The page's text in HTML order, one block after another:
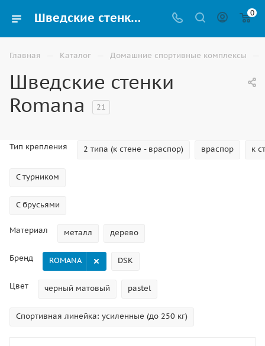
Шведские стенки Romana купить в официальном магазине в Ростове-на-Дону 0
Главная — Каталог — Домашние спортивные комплексы —
Шведские стенки
Romana
21
Тип крепления 2 типа (к стене - враспор) враспор к
С турником
С брусьями
Материал металл дерево
Бренд DSK
ROMANA
Цвет черный матовый pastel
Спортивная линейка: усиленные (до 250 кг)